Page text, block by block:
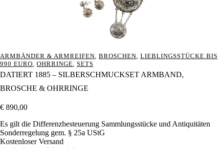
ARMBÄNDER & ARMREIFEN, BROSCHEN, LIEBLINGSSTÜCKE BIS
990 EURO, OHRRINGE, SETS
DATIERT 1885 – SILBERSCHMUCKSET ARMBAND,
BROSCHE & OHRRINGE
€ 890,00
Es gilt die Differenzbesteuerung Sammlungsstücke und Antiquitäten
Sonderregelung gem. § 25a UStG
Kostenloser Versand